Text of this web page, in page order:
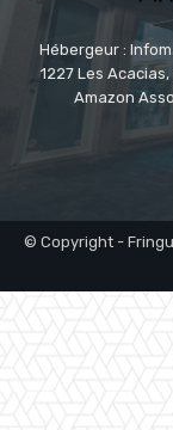
Hébergeur :
1227 Les
Amazon
© Copyright -